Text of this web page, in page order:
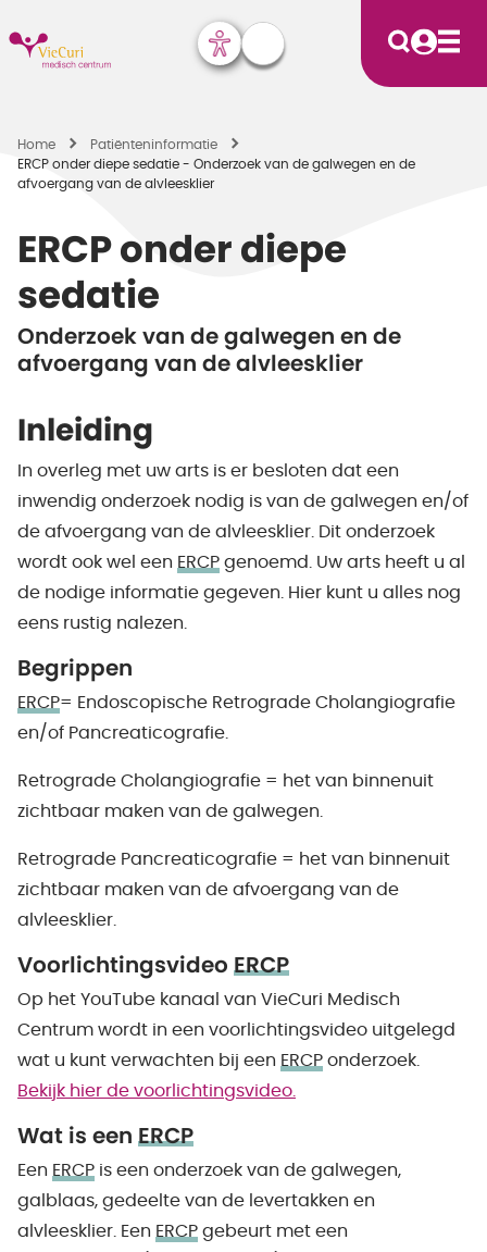
Home
Patiënten­informatie
ERCP onder diepe sedatie - Onderzoek van de galwegen en de
afvoergang van de alvleesklier
ERCP onder diepe
sedatie
Onderzoek van de galwegen en de
afvoergang van de alvleesklier
Inleiding
In overleg met uw arts is er besloten dat een
inwendig onderzoek nodig is van de galwegen en/of
de afvoergang van de alvleesklier. Dit onderzoek
wordt ook wel een ERCP genoemd. Uw arts heeft u al
de nodige informatie gegeven. Hier kunt u alles nog
eens rustig nalezen.
Begrippen
ERCP= Endoscopische Retrograde Cholangiografie
en/of Pancreaticografie.
Retrograde Cholangiografie = het van binnenuit
zichtbaar maken van de galwegen.
Retrograde Pancreaticografie = het van binnenuit
zichtbaar maken van de afvoergang van de
alvleesklier.
Voorlichtingsvideo ERCP
Op het YouTube kanaal van VieCuri Medisch
Centrum wordt in een voorlichtingsvideo uitgelegd
wat u kunt verwachten bij een ERCP onderzoek.
Bekijk hier de voorlichtingsvideo.
Wat is een ERCP
Een ERCP is een onderzoek van de galwegen,
galblaas, gedeelte van de levertakken en
alvleesklier. Een ERCP gebeurt met een